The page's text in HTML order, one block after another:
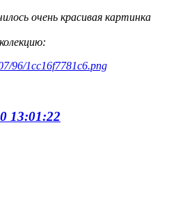
очень красивая картинка
13:01:22